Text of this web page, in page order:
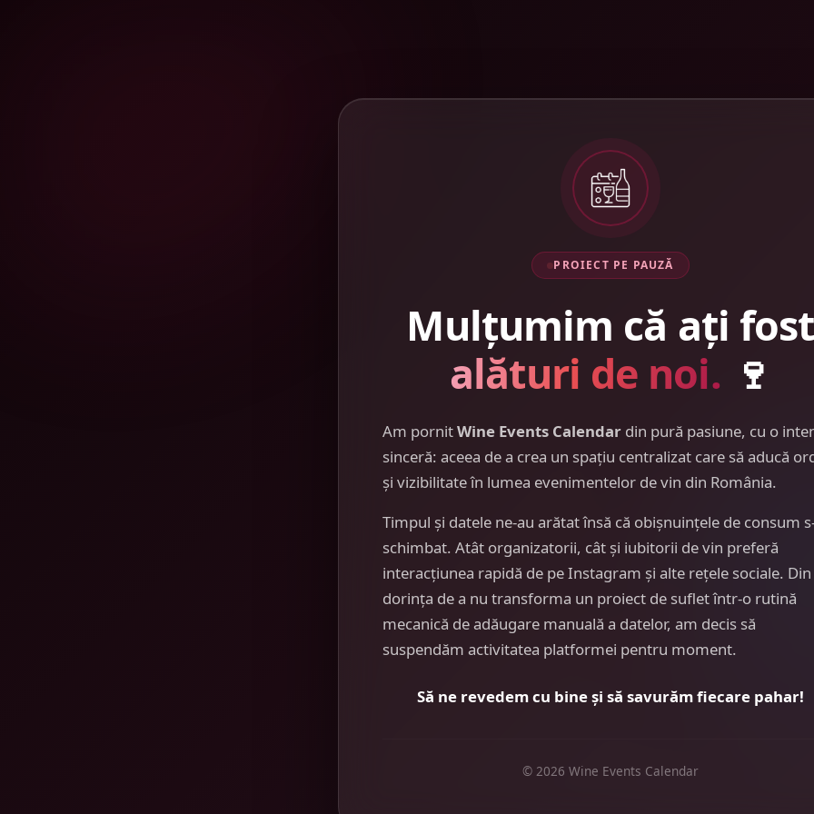
PROIECT PE PAUZĂ
Mulțumim că ați fost
alături de noi. 🍷
Am pornitWine Events Calendar din pură pasiune, cu o
sinceră: aceea de a crea un spațiu centralizat care să aducă
și vizibilitate în lumea evenimentelor de vin din România.
Timpul și datele ne-au arătat însă că obișnuințele de consum
schimbat. Atât organizatorii, cât și iubitorii de vin preferă
interacțiunea rapidă de pe Instagram și alte rețele sociale. Din
dorința de a nu transforma un proiect de suflet într-o rutină
mecanică de adăugare manuală a datelor, am decis să
suspendăm activitatea platformei pentru moment.
Să ne revedem cu bine și să savurăm fiecare pahar!
© 2026 Wine Events Calendar